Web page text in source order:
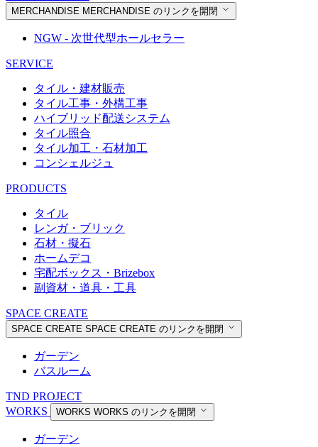
MERCHANDISE MERCHANDISE のリンクを開閉
NGW - 次世代型ホールセラー
SERVICE
タイル・建材販売
タイル工事・外構工事
ハイブリッド配送システム
タイル照合
タイル加工・石材加工
コンシェルジュ
PRODUCTS
タイル
レンガ・ブリック
石材・擬石
ホームデコ
宅配ボックス・Brizebox
副資材・道具・工具
SPACE CREATE
SPACE CREATE SPACE CREATE のリンクを開閉
ガーデン
バスルーム
TND PROJECT
WORKS
WORKS WORKS のリンクを開閉
ガーデン